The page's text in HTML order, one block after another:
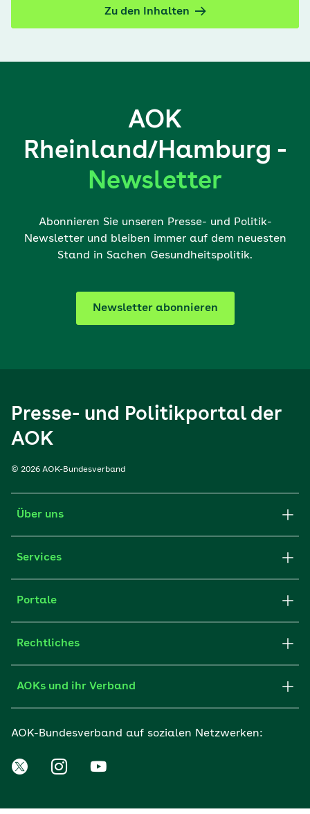
Zu den Inhalten
AOK
Rheinland/Hamburg -
Newsletter
Abonnieren Sie unseren Presse- und Politik-
Newsletter und bleiben immer auf dem neuesten
Stand in Sachen Gesundheitspolitik.
Newsletter abonnieren
Presse- und Politikportal der
AOK
© 2026 AOK-Bundesverband
Über uns
Services
Portale
Rechtliches
AOKs und ihr Verband
AOK-Bundesverband auf sozialen Netzwerken: